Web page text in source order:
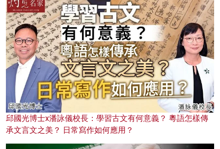
邱國光博士x潘詠儀校長：學習古文有何意義？ 粵語怎樣傳
承文言文之美？ 日常寫作如何應用？